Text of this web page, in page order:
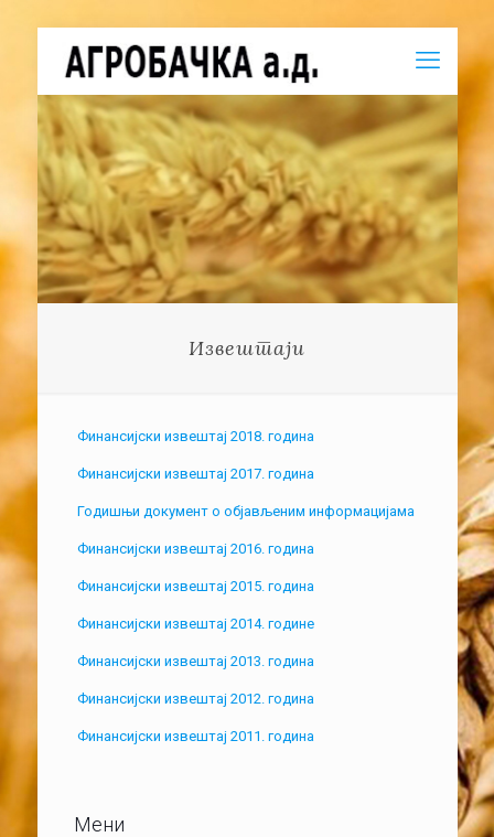
Извештаји
Финансијски извештај 2018. година
Финансијски извештај 2017. година
Годишњи документ о објављеним информацијама
Финансијски извештај 2016. година
Финансијски извештај 2015. година
Финансијски извештај 2014. године
Финансијски извештај 2013. година
Финансијски извештај 2012. година
Финансијски извештај 2011. година
Мени